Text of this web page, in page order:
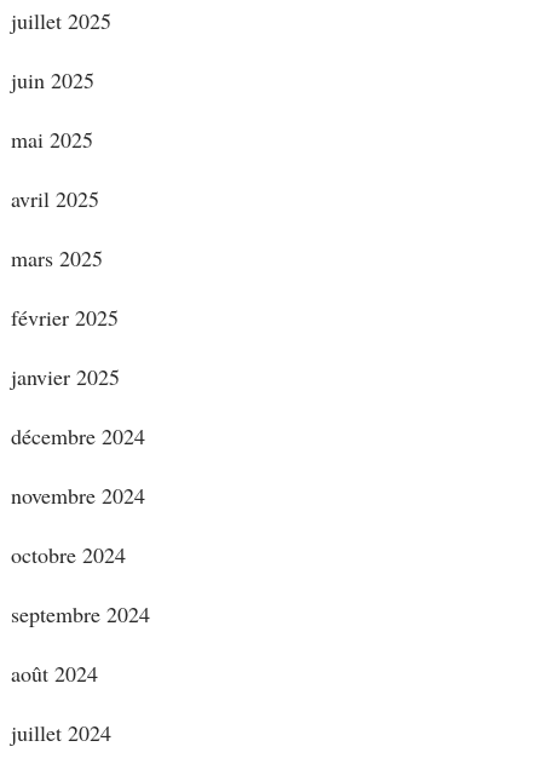
juillet 2025
juin 2025
mai 2025
avril 2025
mars 2025
février 2025
janvier 2025
décembre 2024
novembre 2024
octobre 2024
septembre 2024
août 2024
juillet 2024